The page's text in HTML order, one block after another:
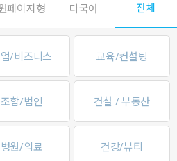
페이지형 다국어 전체
/비즈니스 교육/컨설팅
조합/법인 건설 / 부동산
병원/의료 건강/뷰티